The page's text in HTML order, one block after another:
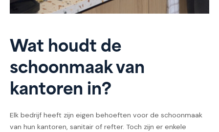
Wat houdt de
schoonmaak van
kantoren in?
Elk bedrijf heeft zijn eigen behoeften voor de schoonmaak
van hun kantoren, sanitair of refter. Toch zijn er enkele